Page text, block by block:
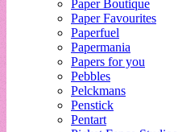
Paper Boutique
Paper Favourites
Paperfuel
Papermania
Papers for you
Pebbles
Pelckmans
Penstick
Pentart